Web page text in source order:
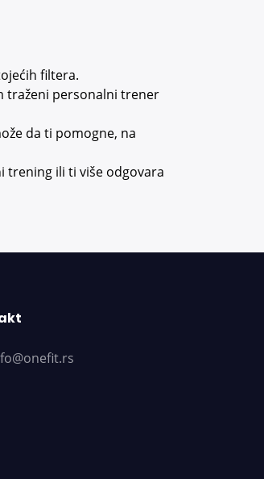
Tribalion chellenge
(23 km i 33 prepreka),
km- 3h 53 minuta)
Pored navedenih
tenisom i treniram u
volim posao koji radim i
klijent bude zadovoljan
mojim uslugama i
filtera.
traženi personalni trener
da ti pomogne, na
trening ili ti više odgovara